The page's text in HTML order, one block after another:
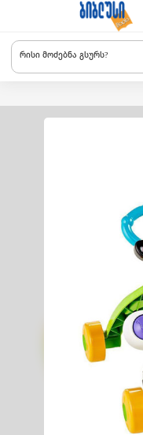
რისი მოძებნა გსურს?